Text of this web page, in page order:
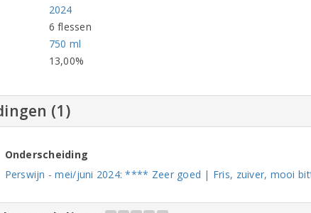
2024
6 flessen
750 ml
13,00%
(1)
Onderscheiding
Perswijn - mei/juni 2024: **** Zeer goed | Fris, zuiver, mooi